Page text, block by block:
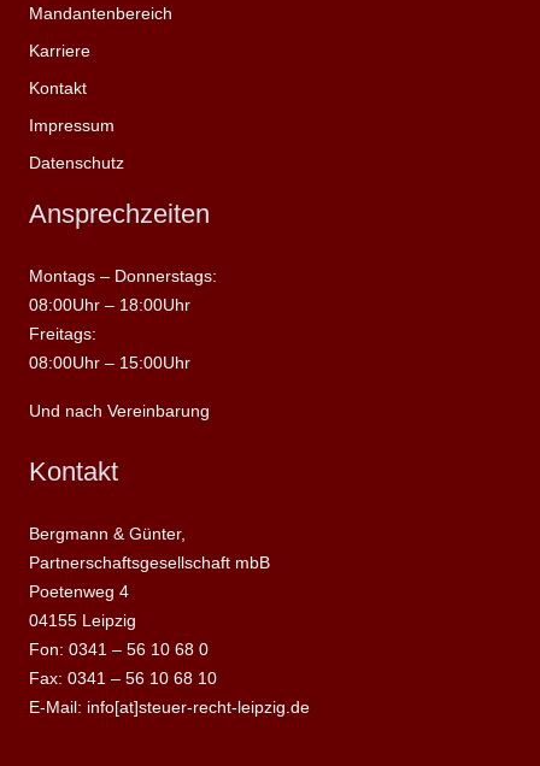
Mandantenbereich
Karriere
Kontakt
Impressum
Datenschutz
Ansprechzeiten
Montags – Donnerstags:
08:00Uhr – 18:00Uhr
Freitags:
08:00Uhr – 15:00Uhr
Und nach Vereinbarung
Kontakt
Bergmann & Günter,
Partnerschaftsgesellschaft mbB
Poetenweg 4
04155 Leipzig
Fon: 0341 – 56 10 68 0
Fax: 0341 – 56 10 68 10
E-Mail: info[at]steuer-recht-leipzig.de